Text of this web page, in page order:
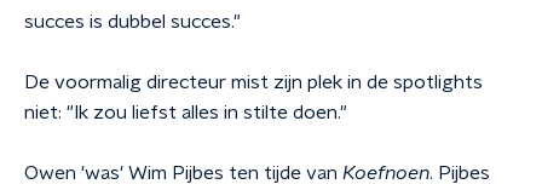
succes is dubbel succes."
De voormalig directeur mist zijn plek in de spotlights
niet: "Ik zou liefst alles in stilte doen."
Owen 'was' Wim Pijbes ten tijde van Koefnoen. Pijbes